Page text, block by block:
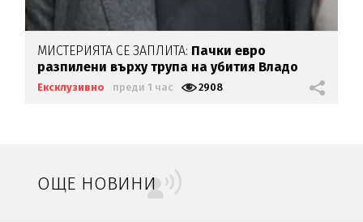
МИСТЕРИЯТА СЕ ЗАПЛИТА: Пачки евро
разпилени върху трупа на убития Владо
Загатото
Ексклузивно преди 1 час 2908
ОЩЕ НОВИНИ